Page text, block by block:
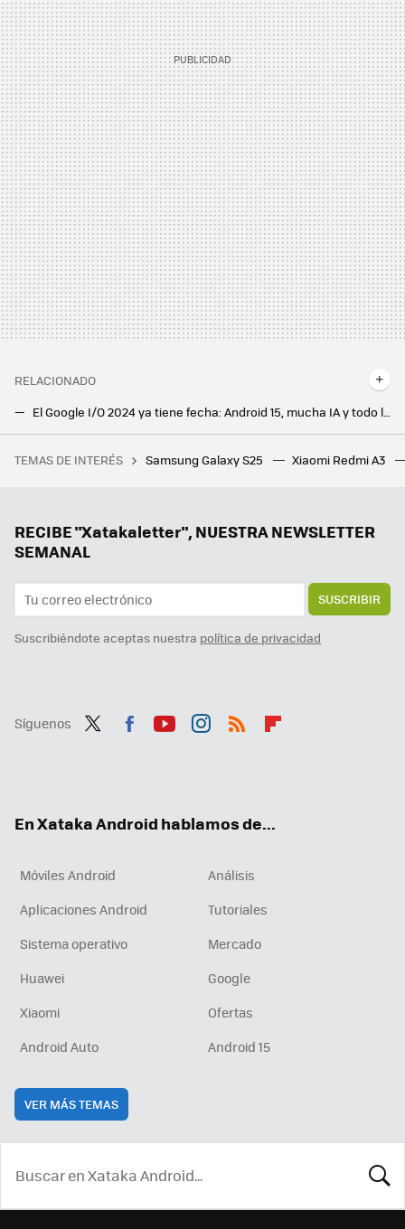
RELACIONADO
El Google I/O 2024 ya tiene fecha: Android 15, mucha IA y todo lo que esperamos del evento más importante de Google
Cómo evitar que aparezcan bichitos en el arroz, pasta, harina y legumbres que guardas en la despensa: así puedes librarte de ellos
TEMAS DE INTERÉS Samsung Galaxy S25 Xiaomi Redmi A3
RECIBE "Xatakaletter", NUESTRA NEWSLETTER
SEMANAL
SUSCRIBIR
Suscribiéndote aceptas nuestra política de privacidad
Síguenos
En Xataka Android hablamos de...
Móviles Android
Análisis
Aplicaciones Android
Tutoriales
Sistema operativo
Mercado
Huawei
Google
Xiaomi
Ofertas
Android Auto
Android 15
VER MÁS TEMAS